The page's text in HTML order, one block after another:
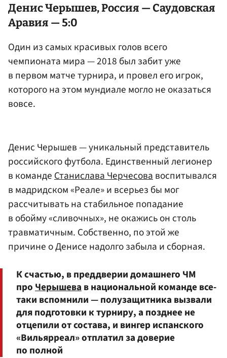
Денис Черышев, Россия — Саудовская
Аравия — 5:0
Один из самых красивых голов всего
чемпионата мира — 2018 был забит уже
в первом матче турнира, и провел его игрок,
которого на этом мундиале могло не оказаться
вовсе.
Денис Черышев — уникальный представитель
российского футбола. Единственный легионер
в командеСтанислава Черчесовавоспитывался
в мадридском «Реале» и всерьез бы мог
рассчитывать на стабильное попадание
в обойму «сливочных», не окажись он столь
травматичным. Собственно, по этой же
причине о Денисе надолго забыла и сборная.
К счастью, в преддверии домашнего ЧМ
проЧерышевав национальной команде все-
таки вспомнили — полузащитника вызвали
для подготовки к турниру, а позднее не
отцепили от состава, и вингер испанского
«Вильярреал» отплатил за доверие
по полной